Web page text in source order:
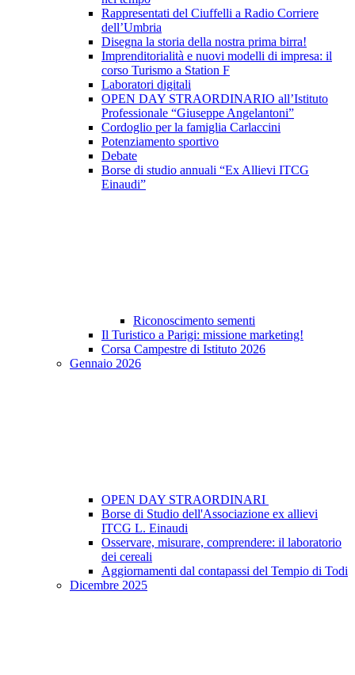
Rappresentati del Ciuffelli a Radio Corriere
dell’Umbria
Disegna la storia della nostra prima birra!
Imprenditorialità e nuovi modelli di impresa: il
corso Turismo a Station F
Laboratori digitali
OPEN DAY STRAORDINARIO all’Istituto
Professionale “Giuseppe Angelantoni”
Cordoglio per la famiglia Carlaccini
Potenziamento sportivo
Debate
Borse di studio annuali “Ex Allievi ITCG
Einaudi”
Riconoscimento sementi
Il Turistico a Parigi: missione marketing!
Corsa Campestre di Istituto 2026
Gennaio 2026
OPEN DAY STRAORDINARI
Borse di Studio dell'Associazione ex allievi
ITCG L. Einaudi
Osservare, misurare, comprendere: il laboratorio
dei cereali
Aggiornamenti dal contapassi del Tempio di Todi
Dicembre 2025